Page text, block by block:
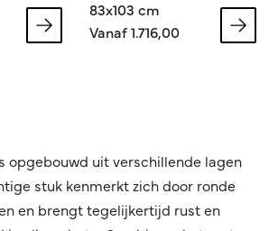
83x103 cm
Vanaf 1.716,00
opgebouwd uit verschillende lagen
stuk kenmerkt zich door ronde
en brengt tegelijkertijd rust en